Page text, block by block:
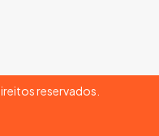
reservados.